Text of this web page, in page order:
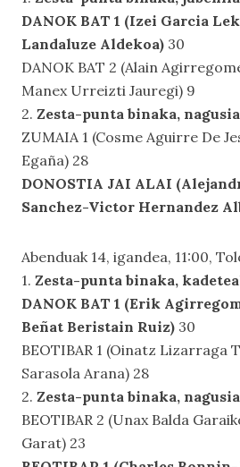
DANOK BAT 1 (Izei Garcia
Landaluze Aldekoa) 30
DANOK BAT 2 (Alain
Manex Urreizti Jauregi) 9
2. Zesta-punta binaka,
ZUMAIA 1 (Cosme Aguirre De
Egaña) 28
DONOSTIA JAI ALAI
Sanchez-Victor Hernandez
Abenduak 14, igandea, 11:00,
1. Zesta-punta binaka,
DANOK BAT 1 (Erik
Beñat Beristain Ruiz) 30
BEOTIBAR 1 (Oinatz Lizarraga
Sarasola Arana) 28
2. Zesta-punta binaka,
BEOTIBAR 2 (Unax Balda
Garat) 23